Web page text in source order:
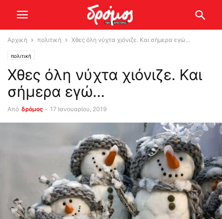
Αρχική πολιτική Χθες όλη νύχτα χιόνιζε. Και σήμερα εγώ…
πολιτική
Χθες όλη νύχτα χιόνιζε. Και
σήμερα εγώ…
Από δρόμος - 17 Ιανουαρίου, 2019